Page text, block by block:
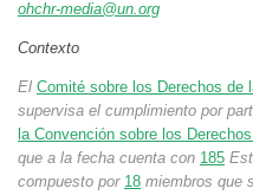
ohchr-media@un.org
Contexto
El Comité sobre los Derechos de
supervisa el cumplimiento por
la Convención sobre los
que a la fecha cuenta con 185
compuesto por 18 miembros que